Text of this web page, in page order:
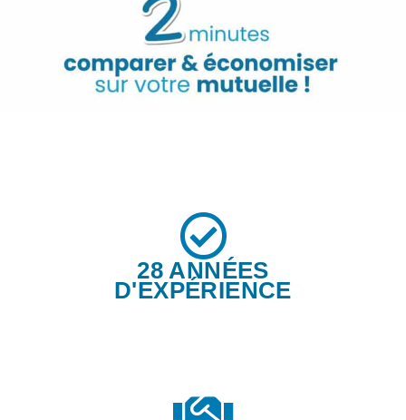
28 ANNÉES
D'EXPÉRIENCE